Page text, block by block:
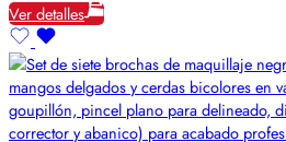
Ver detalles